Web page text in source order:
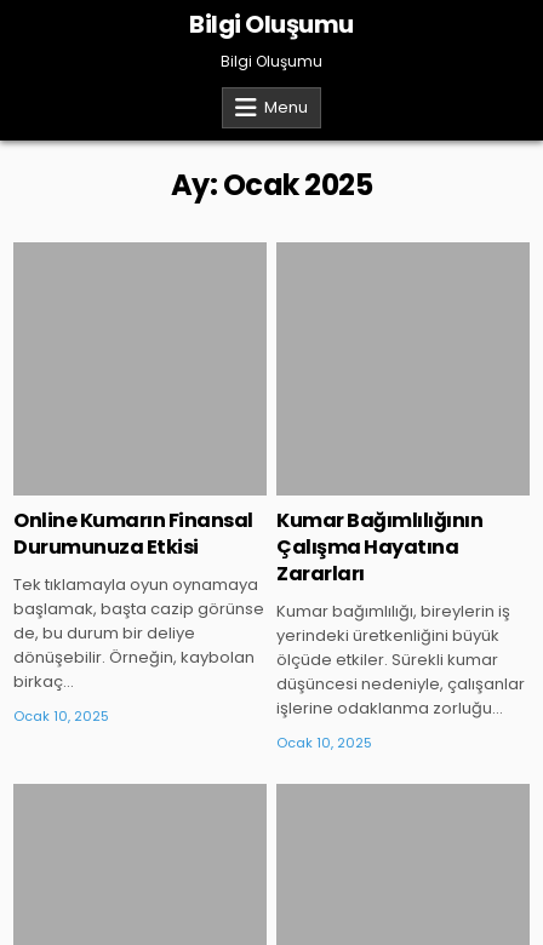
Bilgi Oluşumu
Bilgi Oluşumu
Menu
Ay:Ocak 2025
Online Kumarın Finansal
Durumunuza Etkisi
Tek tıklamayla oyun oynamaya
başlamak, başta cazip görünse
de, bu durum bir deliye
dönüşebilir. Örneğin, kaybolan
birkaç…
Ocak 10, 2025
Kumar Bağımlılığının
Çalışma Hayatına
Zararları
Kumar bağımlılığı, bireylerin iş
yerindeki üretkenliğini büyük
ölçüde etkiler. Sürekli kumar
düşüncesi nedeniyle, çalışanlar
işlerine odaklanma zorluğu…
Ocak 10, 2025